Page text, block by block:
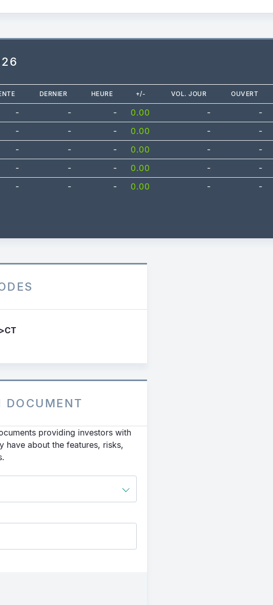
DERNIER HEURE +/- VOL. JOUR OUVERT
- - - 0.00 - -
- - - 0.00 - -
- - - 0.00 - -
- - - 0.00 - -
- - - 0.00 - -
DOCUMENT
providing investors with
have about the features, risks,